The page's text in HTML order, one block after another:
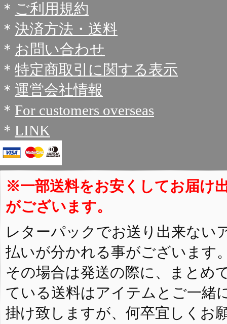
＊ ご利用規約
＊ 決済方法・送料
＊ お問い合わせ
＊ 特定商取引に関する表示
＊ 運営会社情報
＊ For customers overseas
＊ LINK
※一部送料をお安くしてお届け
がございます。
レターパックでお送り出来ない
払いが分かれる事がございます
その場合は発送の際に、まとめ
ている送料はアイテムとご一緒
掛け致しますが、何卒宜しくお